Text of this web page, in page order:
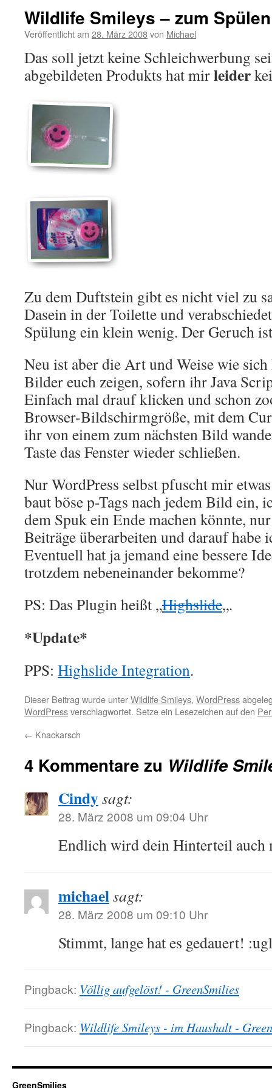
Wildlife Smileys – zum
Veröffentlicht am 28. März 2008von Michael
Das soll jetzt keine Schleichwerbung
abgebildeten Produkts hat mirleider
Zu dem Duftstein gibt es nicht viel zu
Dasein in der Toilette und
Spülung ein klein wenig. Der Geruch
Neu ist aber die Art und Weise wie
Bilder euch zeigen, sofern ihr Java
Einfach mal drauf klicken und schon
Browser-Bildschirmgröße, mit dem
ihr von einem zum nächsten Bild
Taste das Fenster wieder schließen.
Nur WordPress selbst pfuscht mir
baut böse p-Tags nach jedem Bild ein,
dem Spuk ein Ende machen könnte,
Beiträge überarbeiten und darauf habe
Eventuell hat ja jemand eine bessere
trotzdem nebeneinander bekomme?
PS: Das Plugin heißt „Highslide„.
*Update*
PPS: Highslide Integration.
Dieser Beitrag wurde unterWildlife Smileys, WordPress
WordPressverschlagwortet. Setze ein Lesezeichen auf den
← Knackarsch
4 Kommentare zu Wildlife
Cindysagt:
28. März 2008 um 09:04 Uhr
Endlich wird dein Hinterteil auch
michaelsagt:
28. März 2008 um 09:10 Uhr
Stimmt, lange hat es gedauert!
Pingback: Völlig aufgelöst! - GreenSmilies
Pingback: Wildlife Smileys - im Haushalt -
GreenSmilies